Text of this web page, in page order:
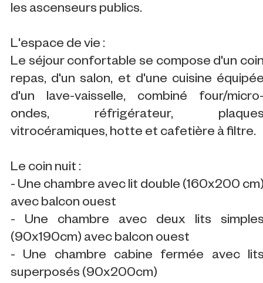
les ascenseurs publics.
L'espace de vie :
Le séjour confortable se compose d'un
repas, d'un salon, et d'une cuisine
d'un lave-vaisselle, combiné four/
ondes, réfrigérateur,
vitrocéramiques, hotte et cafetière à filtre.
Le coin nuit :
- Une chambre avec lit double (160x200
avec balcon ouest
- Une chambre avec deux lits
(90x190cm) avec balcon ouest
- Une chambre cabine fermée avec
superposés (90x200cm)